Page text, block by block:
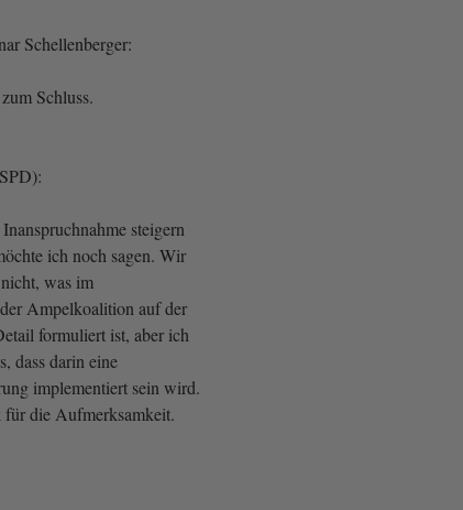
Schellenberger:
Schluss.
steigern
ich noch sagen. Wir
was im
der Ampelkoalition auf der
formuliert ist, aber ich
dass darin eine
implementiert sein wird.
die Aufmerksamkeit.